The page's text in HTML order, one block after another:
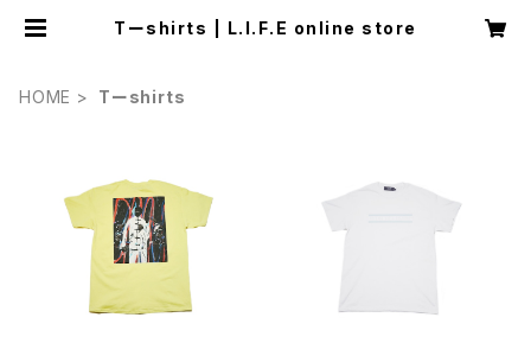
Tーshirts | L.I.F.E online store
HOME Tーshirts